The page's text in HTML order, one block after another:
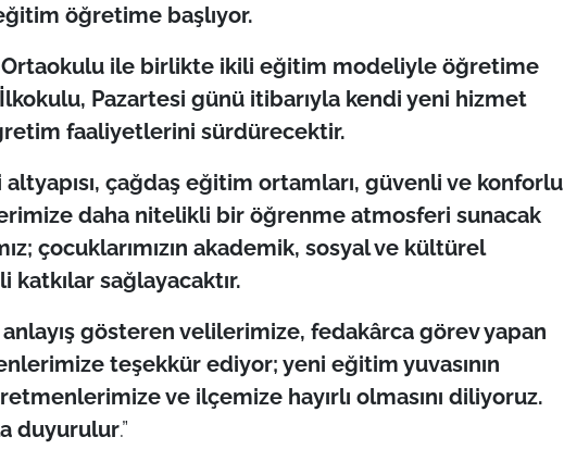
öğretime başlıyor.
Ortaokulu ile birlikte ikili eğitim modeliyle öğretime
Pazartesi günü itibarıyla kendi yeni hizmet
faaliyetlerini sürdürecektir.
çağdaş eğitim ortamları, güvenli ve konforlu
daha nitelikli bir öğrenme atmosferi sunacak
çocuklarımızın akademik, sosyal ve kültürel
sağlayacaktır.
gösteren velilerimize, fedakârca görev yapan
teşekkür ediyor; yeni eğitim yuvasının
ve ilçemize hayırlı olmasını diliyoruz.
duyurulur.”